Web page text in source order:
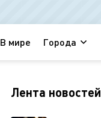
В мире Города
Лента новостей